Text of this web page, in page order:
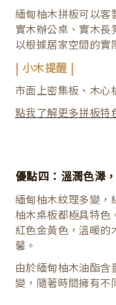
緬甸柚木拼板可以客
實木辦公桌、實木長
以根據居家空間的實
| 小木提醒 |
市面上密集板、木心
點我了解更多拼板特
優點四： 溫潤色澤
緬甸柚木紋理多變，
柚木桌板都極具特色
紅色金黃色，溫暖的
馨。
由於緬甸柚木油酯含
變，隨著時間擁有不